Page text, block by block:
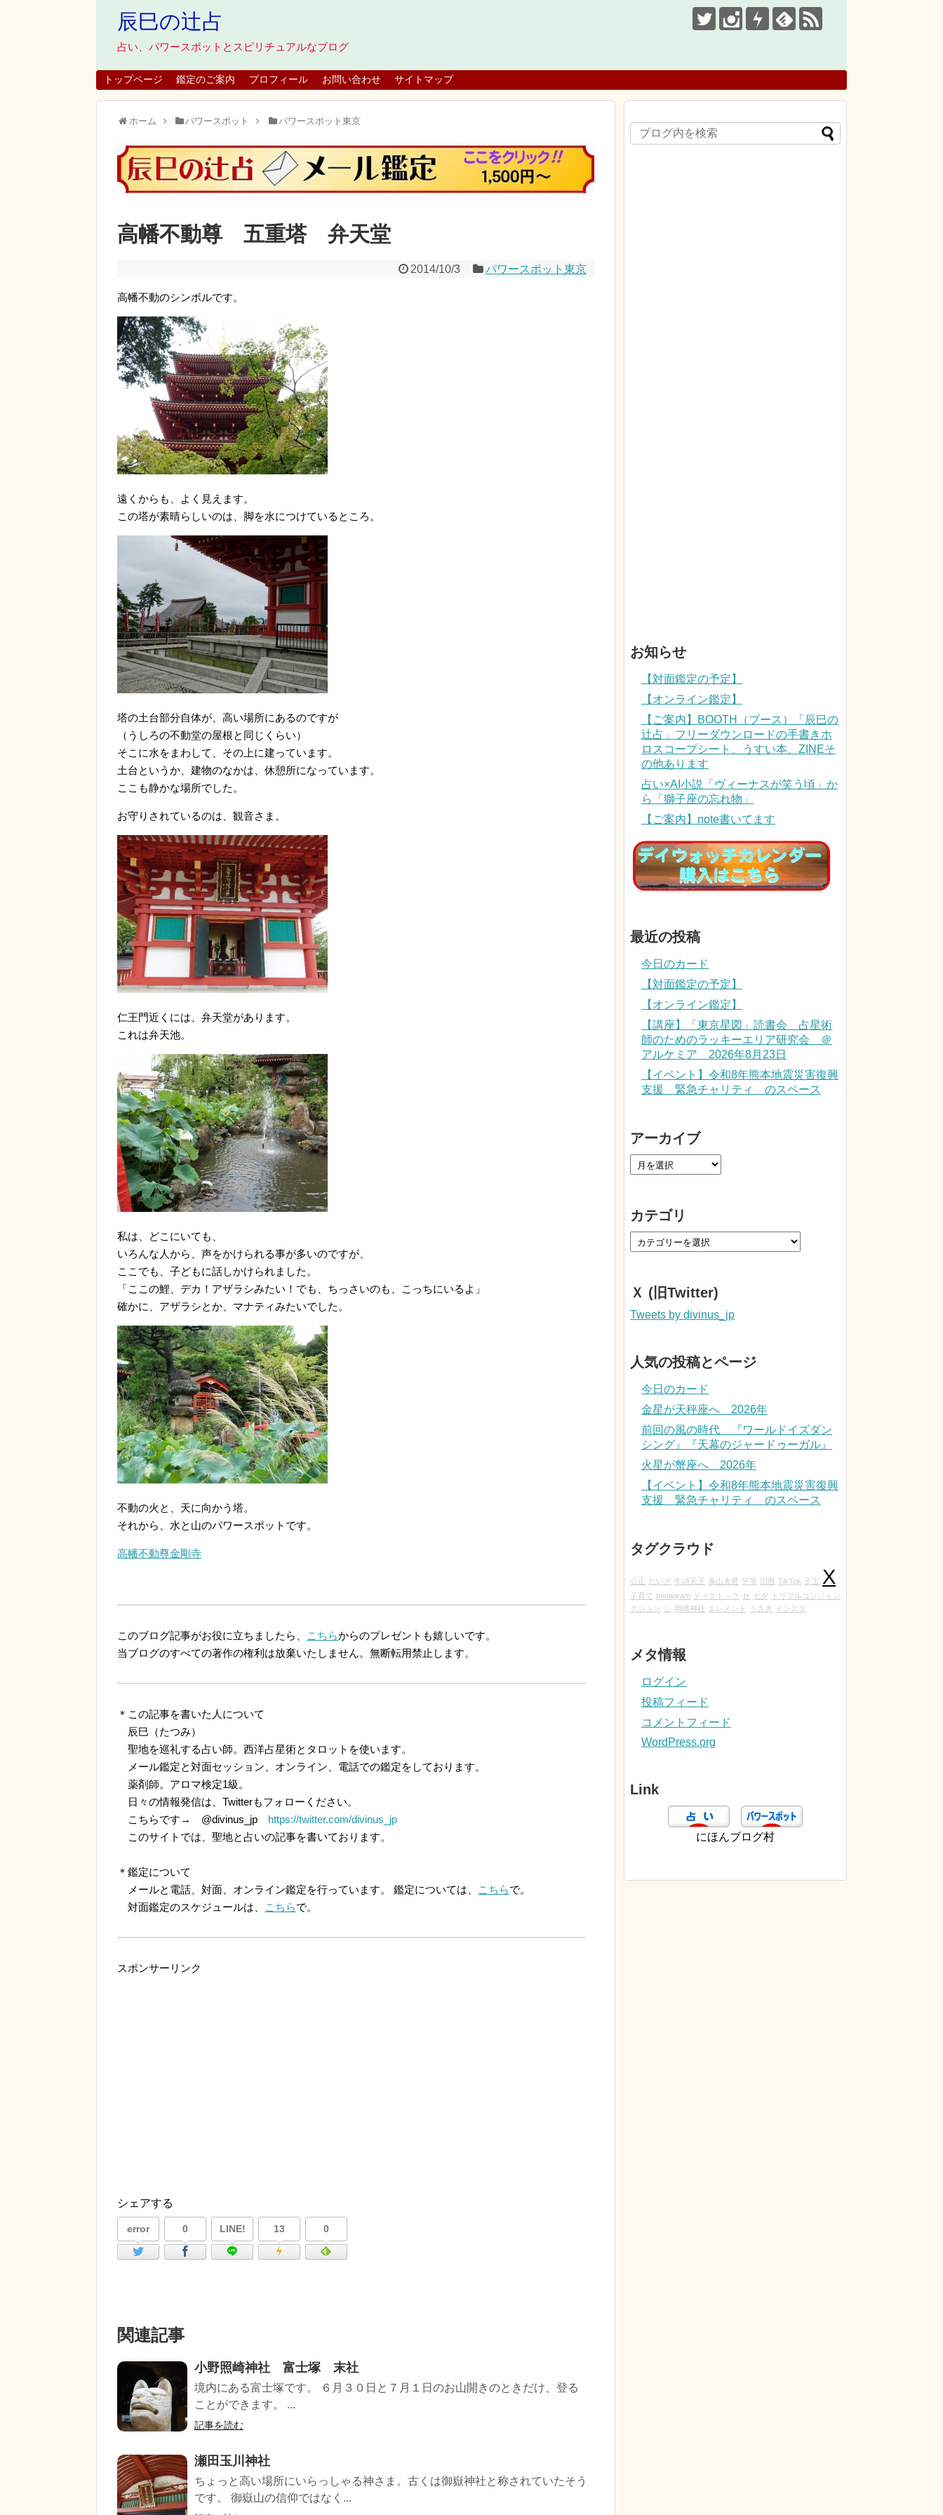
辰巳の辻占
占い、パワースポットとスピリチュアルなブログ
トップページ 鑑定のご案内 プロフィール お問い合わせ サイトマップ
ホーム パワースポット パワースポット東京
高幡不動尊 五重塔 弁天堂
2014/10/3 パワースポット東京
高幡不動のシンボルです。
遠くからも、よく見えます。
この塔が素晴らしいのは、脚を水につけているところ。
塔の土台部分自体が、高い場所にあるのですが
（うしろの不動堂の屋根と同じくらい）
そこに水をまわして、その上に建っています。
土台というか、建物のなかは、休憩所になっています。
ここも静かな場所でした。
お守りされているのは、観音さま。
仁王門近くには、弁天堂があります。
これは弁天池。
私は、どこにいても、
いろんな人から、声をかけられる事が多いのですが、
ここでも、子どもに話しかけられました。
「ここの鯉、デカ！アザラシみたい！でも、ちっさいのも、こっちにいるよ」
確かに、アザラシとか、マナティみたいでした。
不動の火と、天に向かう塔。
それから、水と山のパワースポットです。
高幡不動尊金剛寺
このブログ記事がお役に立ちましたら、 こちらからのプレゼントも嬉しいです。
当ブログのすべての著作の権利は放棄いたしません。無断転用禁止します。
＊この記事を書いた人について
辰巳（たつみ）
聖地を巡礼する占い師。西洋占星術とタロットを使います。
メール鑑定と対面セッション、オンライン、電話での鑑定をしております。
薬剤師。アロマ検定1級。
日々の情報発信は、Twitterもフォローください。
こちらです→ @divinus_jp https://twitter.com/divinus_jp
このサイトでは、聖地と占いの記事を書いております。
＊鑑定について
メールと電話、対面、オンライン鑑定を行っています。 鑑定については、
こちらで。
対面鑑定のスケジュールは、
こちらで。
スポンサーリンク
シェアする
error 0 LINE! 13 0
関連記事
小野照崎神社 富士塚 末社
境内にある富士塚です。 ６月３０日と７月１日のお山開きのときだけ、登る
ことができます。 ...
記事を読む
瀬田玉川神社
ちょっと高い場所にいらっしゃる神さま。古くは御嶽神社と称されていたそう
です。 御嶽山の信仰ではなく...
お知らせ
【対面鑑定の予定】
【オンライン鑑定】
【ご案内】BOOTH（ブース）「辰巳の
辻占」フリーダウンロードの手書きホ
ロスコープシート、うすい本、ZINEそ
の他あります
占い×AI小説「ヴィーナスが笑う頃」か
ら「獅子座の忘れ物」
【ご案内】note書いてます
最近の投稿
今日のカード
【対面鑑定の予定】
【オンライン鑑定】
【講座】「東京星図」読書会 占星術
師のためのラッキーエリア研究会 ＠
アルケミア 2026年8月23日
【イベント】令和8年熊本地震災害復興
支援 緊急チャリティ のスペース
アーカイブ
カテゴリ
Ｘ (旧Twitter)
Tweets by divinus_jp
人気の投稿とページ
今日のカード
金星が天秤座へ 2026年
前回の風の時代 『ワールドイズダン
シング』『天幕のジャードゥーガル』
火星が蟹座へ 2026年
【イベント】令和8年熊本地震災害復興
支援 緊急チャリティ のスペース
タグクラウド
公正 たいざ 牛頭天王 泰山夫君 平等 旧暦 TikTok 子宝 X
子育て Instagram ティクトック せ 七夕
トリプルコンジャン
クション シ 岡崎神社 エレメント うさぎ インスタ
メタ情報
ログイン
投稿フィード
コメントフィード
WordPress.org
Link
にほんブログ村